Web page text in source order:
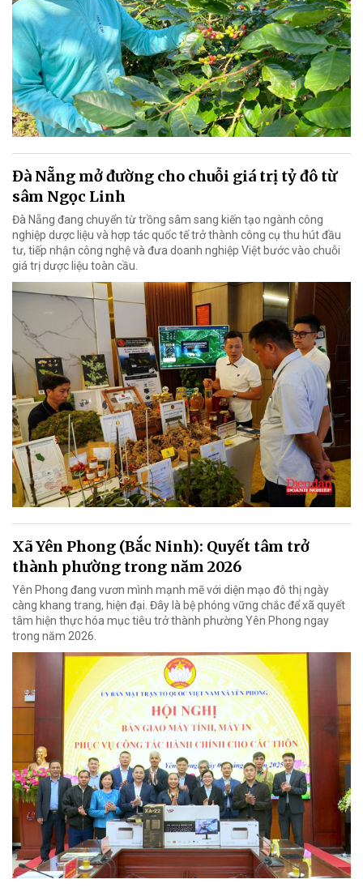
Đà Nẵng mở đường cho chuỗi giá trị tỷ đô từ
sâm Ngọc Linh
Đà Nẵng đang chuyển từ trồng sâm sang kiến tạo ngành công
nghiệp dược liệu và hợp tác quốc tế trở thành công cụ thu hút đầu
tư, tiếp nhận công nghệ và đưa doanh nghiệp Việt bước vào chuỗi
giá trị dược liệu toàn cầu.
Xã Yên Phong (Bắc Ninh): Quyết tâm trở
thành phường trong năm 2026
Yên Phong đang vươn mình mạnh mẽ với diện mạo đô thị ngày
càng khang trang, hiện đại. Đây là bệ phóng vững chắc để xã quyết
tâm hiện thực hóa mục tiêu trở thành phường Yên Phong ngay
trong năm 2026.